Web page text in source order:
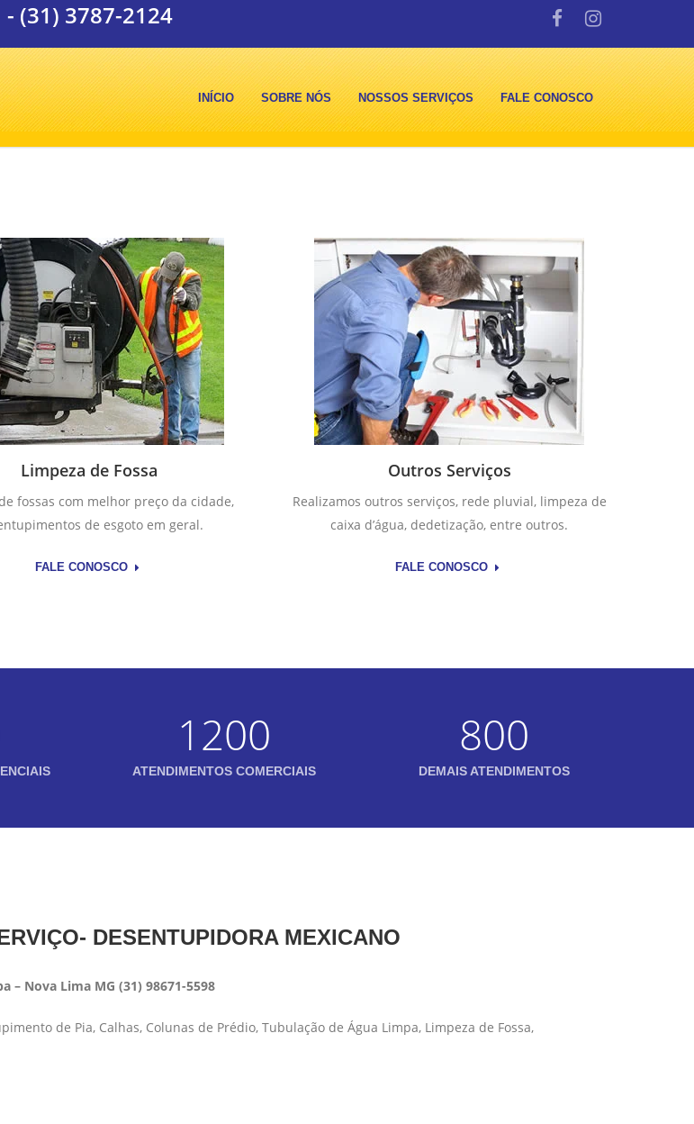
- (31) 3787-2124
INÍCIO SOBRE NÓS NOSSOS SERVIÇOS FALE CONOSCO
Limpeza de Fossa
fossas com melhor preço da cidade,
de esgoto em geral.
FALE CONOSCO
Outros Serviços
Realizamos outros serviços, rede pluvial, limpeza de
caixa d’água, dedetização, entre outros.
FALE CONOSCO
1200
ATENDIMENTOS COMERCIAIS
800
DEMAIS ATENDIMENTOS
DESENTUPIDORA MEXICANO
Nova Lima MG (31) 98671-5598
de Pia, Calhas, Colunas de Prédio, Tubulação de Água Limpa, Limpeza de Fossa,